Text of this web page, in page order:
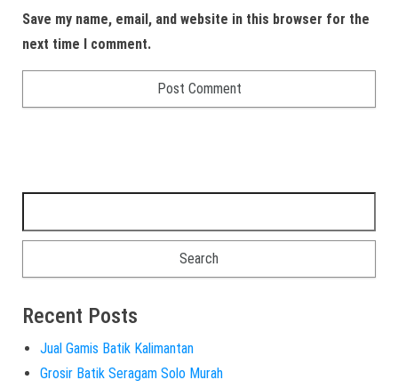
Save my name, email, and website in this browser for the
next time I comment.
Recent Posts
Jual Gamis Batik Kalimantan
Grosir Batik Seragam Solo Murah